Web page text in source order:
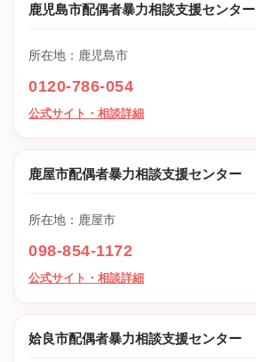
鹿児島市配偶者暴力相談支援センター
所在地：鹿児島市
0120-786-054
公式サイト・相談詳細
鹿屋市配偶者暴力相談支援センター
所在地：鹿屋市
098-854-1172
公式サイト・相談詳細
姶良市配偶者暴力相談支援センター